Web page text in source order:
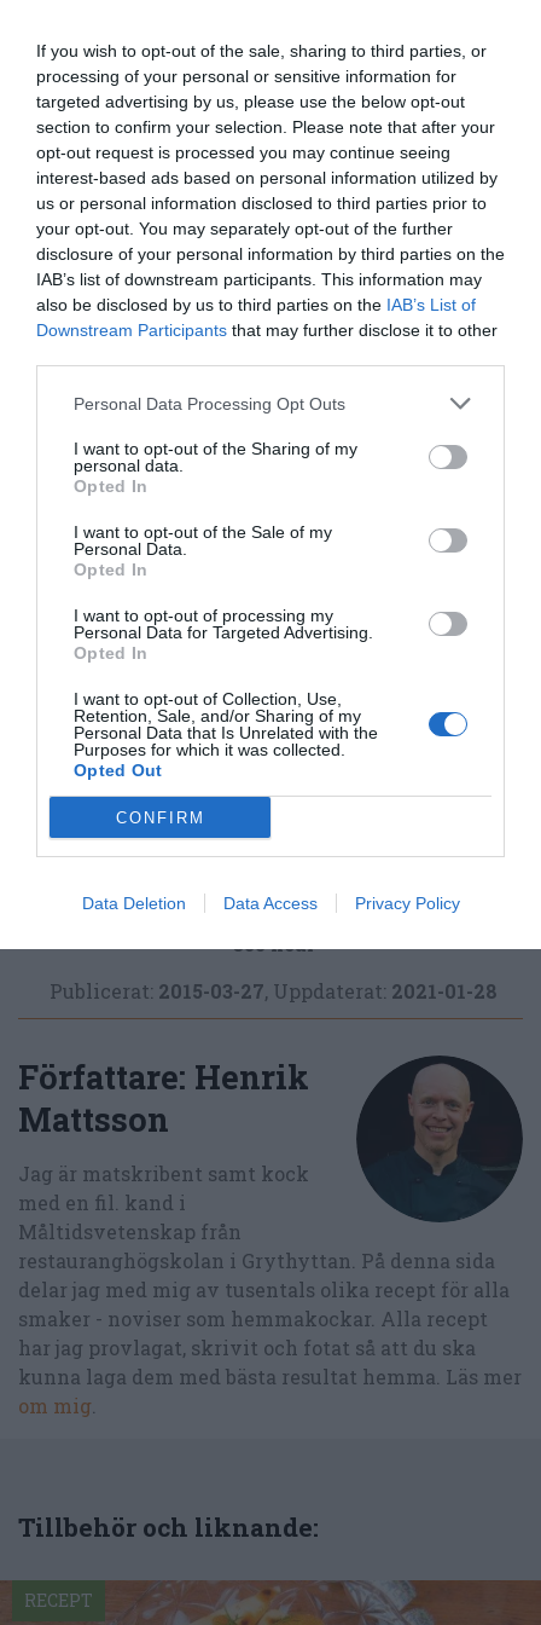
If you wish to opt-out of the sale, sharing to third parties, or
processing of your personal or sensitive information for
targeted advertising by us, please use the below opt-out
section to confirm your selection. Please note that after your
opt-out request is processed you may continue seeing
interest-based ads based on personal information utilized by
us or personal information disclosed to third parties prior to
your opt-out. You may separately opt-out of the further
disclosure of your personal information by third parties on the
IAB’s list of downstream participants. This information may
also be disclosed by us to third parties on the IAB’s List of
Downstream Participants that may further disclose it to other
Personal Data Processing Opt Outs
I want to opt-out of the Sharing of my
personal data.
Opted In
I want to opt-out of the Sale of my
Personal Data.
Opted In
I want to opt-out of processing my
Personal Data for Targeted Advertising.
Opted In
I want to opt-out of Collection, Use,
Retention, Sale, and/or Sharing of my
Personal Data that Is Unrelated with the
Purposes for which it was collected.
Opted Out
CONFIRM
Data Deletion Data Access Privacy Policy
Servera gärna med en klyfta citron samt
garnera ev. med en dillkvist.
Aptitretare, snittar och tilltugg
Förrätter
Våfflor
Midsommar
Påsk Svensk mat
E-mail
Medel:
Uppskattat näringsvärde per portion:
355 kcal
Publicerat: 2015-03-27, Uppdaterat: 2021-01-28
Författare: Henrik
Mattsson
Jag är matskribent samt kock
med en fil. kand i
Måltidsvetenskap från
restauranghögskolan i Grythyttan. På denna sida
delar jag med mig av tusentals olika recept för alla
smaker - noviser som hemmakockar. Alla recept
har jag provlagat, skrivit och fotat så att du ska
kunna laga dem med bästa resultat hemma. Läs mer
om mig
Tillbehör och liknande:
RECEPT